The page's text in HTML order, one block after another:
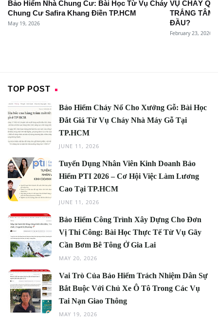
Bảo Hiểm Nhà Chung Cư: Bài Học Từ Vụ Cháy
Chung Cư Safira Khang Điền TP.HCM
May 19, 2026
VỤ CHÁY
TRẮNG TÂM
ĐẦU?
February 23, 2026
TOP POST
Bảo Hiểm Cháy Nổ Cho Xưởng Gỗ: Bài Học
Đắt Giá Từ Vụ Cháy Nhà Máy Gỗ Tại
TP.HCM
JUNE 11, 2026
Tuyển Dụng Nhân Viên Kinh Doanh Bảo
Hiểm PTI 2026 – Cơ Hội Việc Làm Lương
Cao Tại TP.HCM
JUNE 11, 2026
Bảo Hiểm Công Trình Xây Dựng Cho Đơn
Vị Thi Công: Bài Học Thực Tế Từ Vụ Gãy
Cần Bơm Bê Tông Ở Gia Lai
MAY 20, 2026
Vai Trò Của Bảo Hiểm Trách Nhiệm Dân Sự
Bắt Buộc Với Chủ Xe Ô Tô Trong Các Vụ
Tai Nạn Giao Thông
MAY 19, 2026